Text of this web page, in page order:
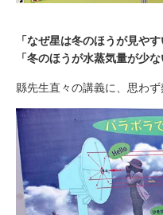
「なぜ星は冬のほうが見や
「冬のほうが水蒸気量が少
縣先生直々の講義に、思わず